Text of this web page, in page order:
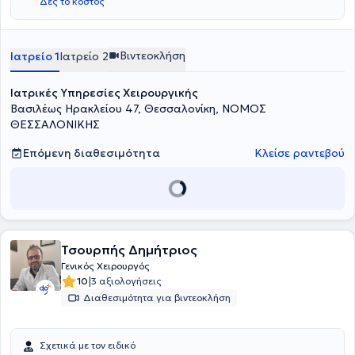
Ιατρείο 1Ιατρείο 2 Βιντεοκλήση
Ιατρικές Υπηρεσίες Χειρουργικής
Βασιλέως Ηρακλείου 47, Θεσσαλονίκη, ΝΟΜΟΣ
ΘΕΣΣΑΛΟΝΙΚΗΣ
Επόμενη διαθεσιμότητα
Κλείσε ραντεβού
Τσουρπής Δημήτριος
Γενικός Χειρουργός
10|3 αξιολογήσεις
Διαθεσιμότητα για βιντεοκλήση
Σχετικά με τον ειδικό